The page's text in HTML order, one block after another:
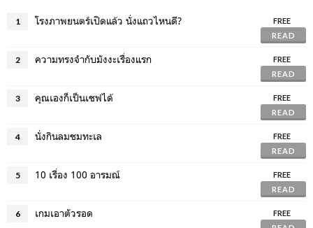
1 โรงภาพยนตร์เปิดแล้ว นั่งแถวไหนดี?
FREE
READ
2 ความทรงจำกับมังงะเรื่องแรก
FREE
READ
3 คุณเองก็เป็นเชฟได้
FREE
READ
4 นั่งกินลมชมทะเล
FREE
READ
5 10 เรื่อง 100 อารมณ์
FREE
READ
6 เกมเอาตัวรอด
FREE